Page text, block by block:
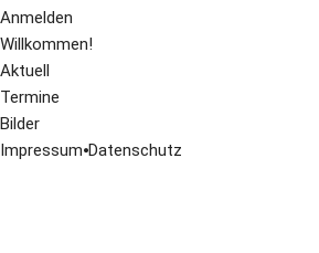
Anmelden
Willkommen!
Aktuell
Termine
Bilder
Impressum⦁Datenschutz